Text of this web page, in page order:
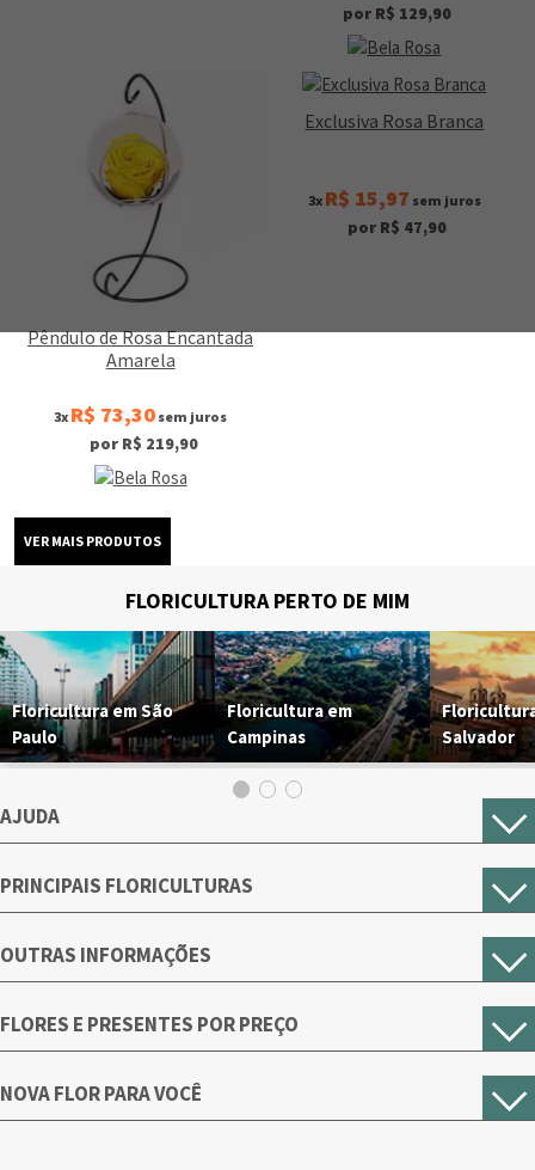
por R$ 129,90
Pêndulo de Rosa Encantada
Amarela
3x R$ 73,30 sem juros
por R$ 219,90
Exclusiva Rosa Branca
3x R$ 15,97 sem juros
por R$ 47,90
FLORICULTURA PERTO DE MIM
Floricultura em São
Paulo
Floricultura em
Campinas
Salvador
AJUDA
PRINCIPAIS FLORICULTURAS
OUTRAS INFORMAÇÕES
FLORES E PRESENTES POR PREÇO
NOVA FLOR PARA VOCÊ